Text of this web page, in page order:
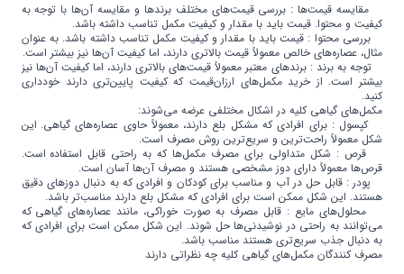
مقایسه قیمت‌ها : بررسی قیمت‌های مختلف برندها و مقایسه آن‌ها با توجه به
کیفیت و محتوا. قیمت باید با مقدار و کیفیت مکمل تناسب داشته باشد.
بررسی محتوا : قیمت باید با مقدار و کیفیت مکمل تناسب داشته باشد. به عنوان
مثال، عصاره‌های خالص معمولاً قیمت بالاتری دارند، اما کیفیت آن‌ها نیز بیشتر است.
توجه به برند : برندهای معتبر معمولاً قیمت‌های بالاتری دارند، اما کیفیت آن‌ها نیز
بیشتر است. از خرید مکمل‌های ارزان‌قیمت که کیفیت پایین‌تری دارند خودداری
کنید.
مکمل‌های گیاهی کلیه در اشکال مختلفی عرضه می‌شوند:
کپسول : برای افرادی که مشکل بلع دارند، معمولاً حاوی عصاره‌های گیاهی. این
شکل معمولاً راحت‌ترین و سریع‌ترین روش مصرف است.
قرص : شکل متداولی برای مصرف مکمل‌ها که به راحتی قابل استفاده است.
قرص‌ها معمولاً دارای دوز مشخصی هستند و مصرف آن‌ها آسان است.
پودر : قابل حل در آب و مناسب برای کودکان و افرادی که به دنبال دوزهای دقیق
هستند. این شکل ممکن است برای افرادی که مشکل بلع دارند مناسب‌تر باشد.
محلول‌های مایع : قابل مصرف به صورت خوراکی، مانند عصاره‌های گیاهی که
می‌توانند به راحتی در نوشیدنی‌ها حل شوند. این شکل ممکن است برای افرادی که
به دنبال جذب سریع‌تری هستند مناسب باشد.
مصرف کنندگان مکمل‌های گیاهی کلیه چه نظراتی دارند